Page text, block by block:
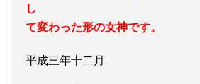
し
て変わった形の女神です。
平成三年十二月